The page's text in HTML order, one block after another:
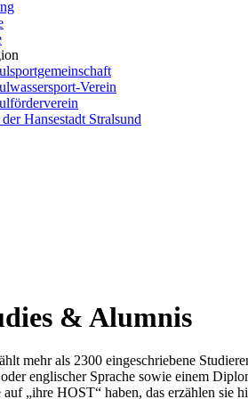
Verein
Hansestadt Stralsund
& Alum­nis
mehr als 2300 eingeschriebene
englischer Sprache sowie einem
„ihre HOST“ haben, das erzählen sie